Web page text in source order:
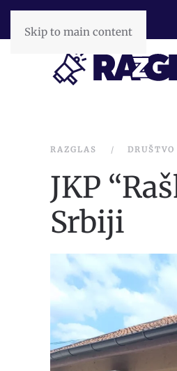
Skip to main content
RAZGLAS DRUŠTVO
JKP
Srbiji